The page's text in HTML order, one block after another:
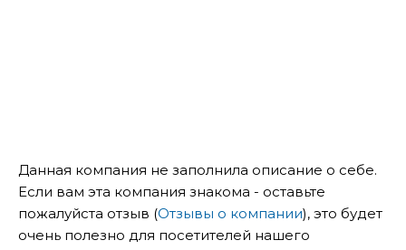
Данная компания не заполнила описание о себе.
Если вам эта компания знакома - оставьте
пожалуйста отзыв (Отзывы о компании), это будет
очень полезно для посетителей нашего